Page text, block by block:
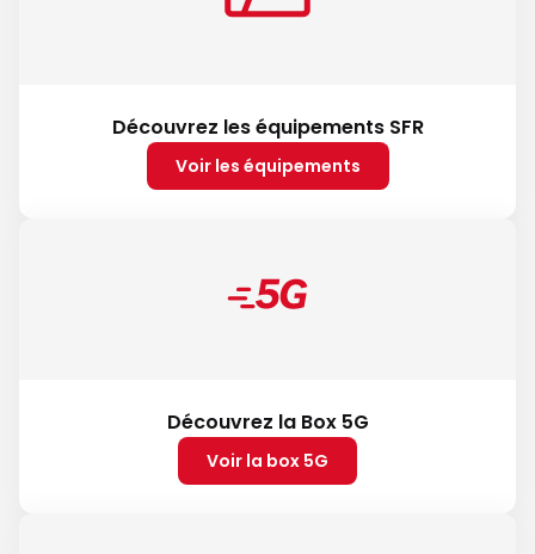
Découvrez les équipements SFR
Voir les équipements
Découvrez la Box 5G
Voir la box 5G